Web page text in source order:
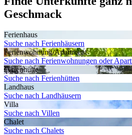
Geschmack
Ferienhaus
Suche nach Ferienhäusern
Ferienwohnung/Apartment
Suche nach Ferienwohnungen oder
Ferienhütte
Suche nach Ferienhütten
Landhaus
Suche nach Landhäusern
Villa
Suche nach Villen
Chalet
Suche nach Chalets